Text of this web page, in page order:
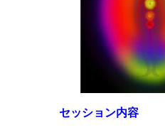
セッション内容